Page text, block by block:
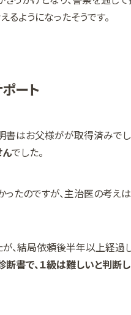
ようになったそうです。
ート
はお父様がが取得済みでし
でした。
たのですが、主治医の考えは
、結局依頼後半年以上経過
書で、１級は難しいと判断し